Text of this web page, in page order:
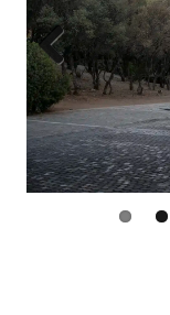
Previous